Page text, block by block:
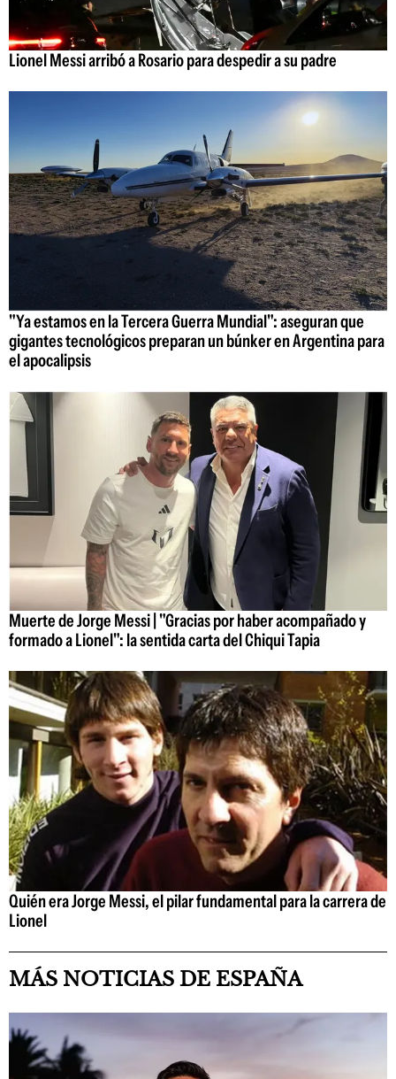
Lionel Messi arribó a Rosario para despedir a su padre
"Ya estamos en la Tercera Guerra Mundial": aseguran que
gigantes tecnológicos preparan un búnker en Argentina para
el apocalipsis
Muerte de Jorge Messi | "Gracias por haber acompañado y
formado a Lionel": la sentida carta del Chiqui Tapia
Quién era Jorge Messi, el pilar fundamental para la carrera de
Lionel
MÁS NOTICIAS DE ESPAÑA